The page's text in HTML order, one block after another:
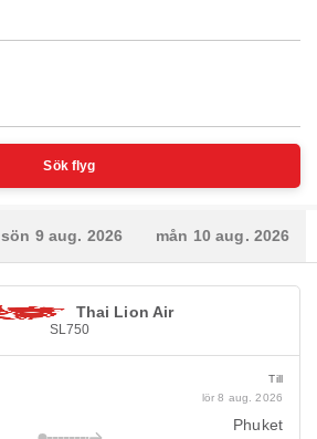
Sök flyg
sön 9 aug. 2026 mån 10 aug. 2026
Thai Lion Air
SL750
Till
lör 8 aug. 2026
Phuket